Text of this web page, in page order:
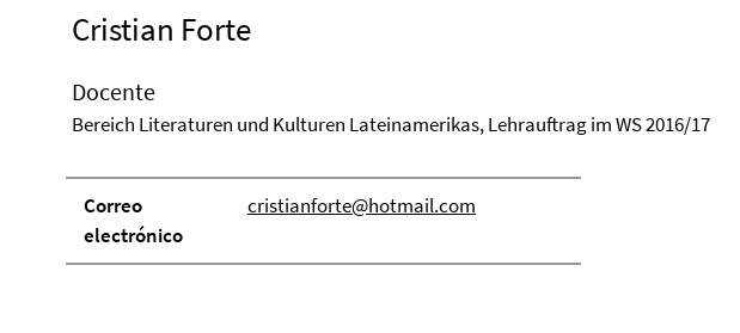
Cristian Forte
Docente
Bereich Literaturen und Kulturen Lateinamerikas, Lehrauftrag im WS 2016/17
Correo
electrónico
cristianforte@hotmail.com